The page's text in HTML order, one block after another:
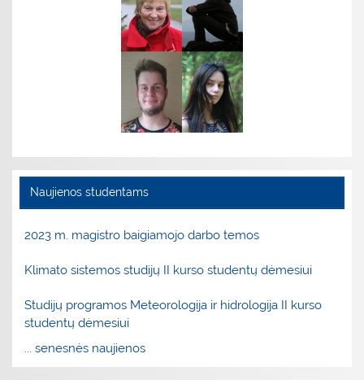
Naujienos studentams
2023 m. magistro baigiamojo darbo temos
Klimato sistemos studijų II kurso studentų dėmesiui
Studijų programos Meteorologija ir hidrologija II kurso
studentų dėmesiui
... senesnės naujienos